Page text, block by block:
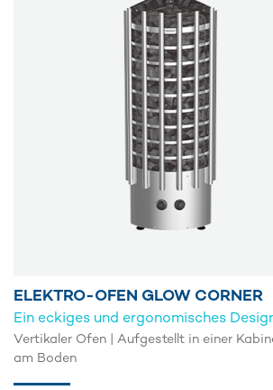
ELEKTRO-OFEN GLOW CORNER
Ein eckiges und ergonomisches
Vertikaler Ofen | Aufgestellt in einer
am Boden